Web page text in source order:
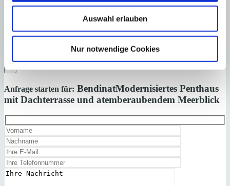
Auswahl erlauben
Nur notwendige Cookies
Laden Sie sich hier den Immobilien-Katalog “HOMEPAGES” von
Minkner & Bonitz herunter.
Auf 124 Seiten finden Sie die aktuellen Immobilien-Angebote.
×
Anfrage starten für: BendinatModernisiertes Penthaus
mit Dachterrasse und atemberaubendem Meerblick